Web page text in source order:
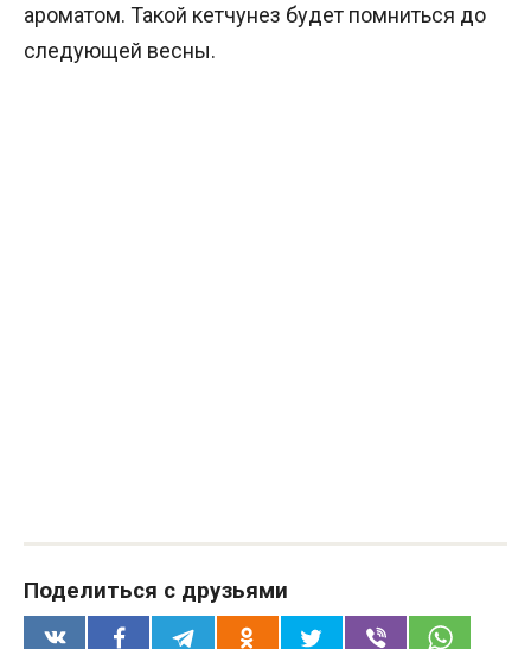
ароматом. Такой кетчунез будет помниться до
следующей весны.
Поделиться с друзьями